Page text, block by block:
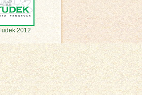
Tudek 2012